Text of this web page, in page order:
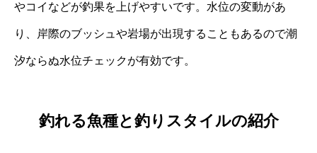
やコイなどが釣果を上げやすいです。水位の変動があ
り、岸際のブッシュや岩場が出現することもあるので潮
汐ならぬ水位チェックが有効です。
釣れる魚種と釣りスタイルの紹介